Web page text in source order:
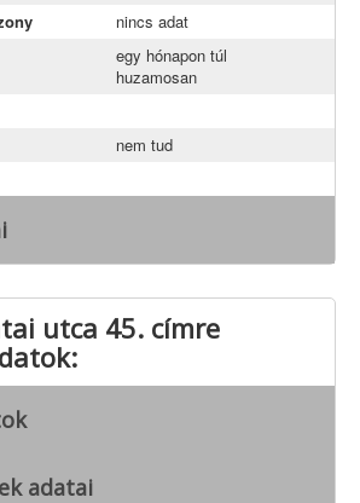
nincs adat
egy hónapon túl
huzamosan
nem tud
utca 45. címre
adatai